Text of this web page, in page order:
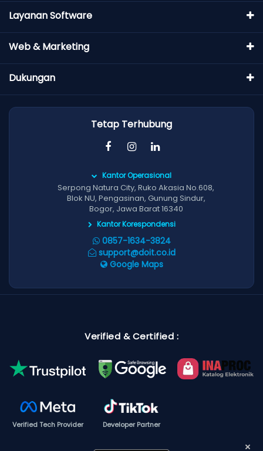
Layanan Software
Web & Marketing
Dukungan
Tetap Terhubung
Kantor Operasional
Serpong Natura City, Ruko Akasia No.608,
Blok NU, Pengasinan, Gunung Sindur,
Bogor, Jawa Barat 16340
Kantor Korespondensi
0857-1634-3824
support@doit.co.id
Google Maps
Verified & Certified :
Verified Tech Provider Developer Partner